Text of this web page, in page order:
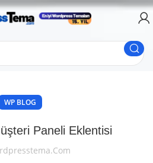
WP BLOG
Paneli Eklentisi